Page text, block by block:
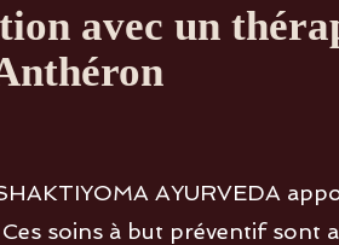
avec un
AYURVEDA
soins à but préventif sont